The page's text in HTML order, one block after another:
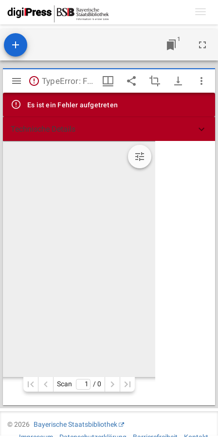
1
Mirador
Viewer
TypeError: Failed to fetch
Es ist ein Fehler aufgetreten
Technische Details
Scan / 0
©2026
Bayerische Staatsbibliothek